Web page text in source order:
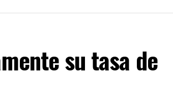
su tasa de